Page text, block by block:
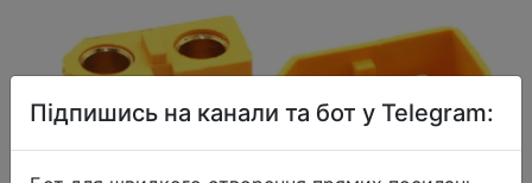
Підпишись на канали та бот у Telegram: